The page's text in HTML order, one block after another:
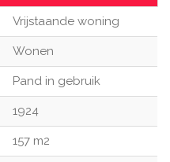
Vrijstaande woning
Wonen
Pand in gebruik
1924
157 m2